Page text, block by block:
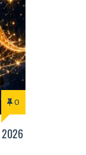
0
2026